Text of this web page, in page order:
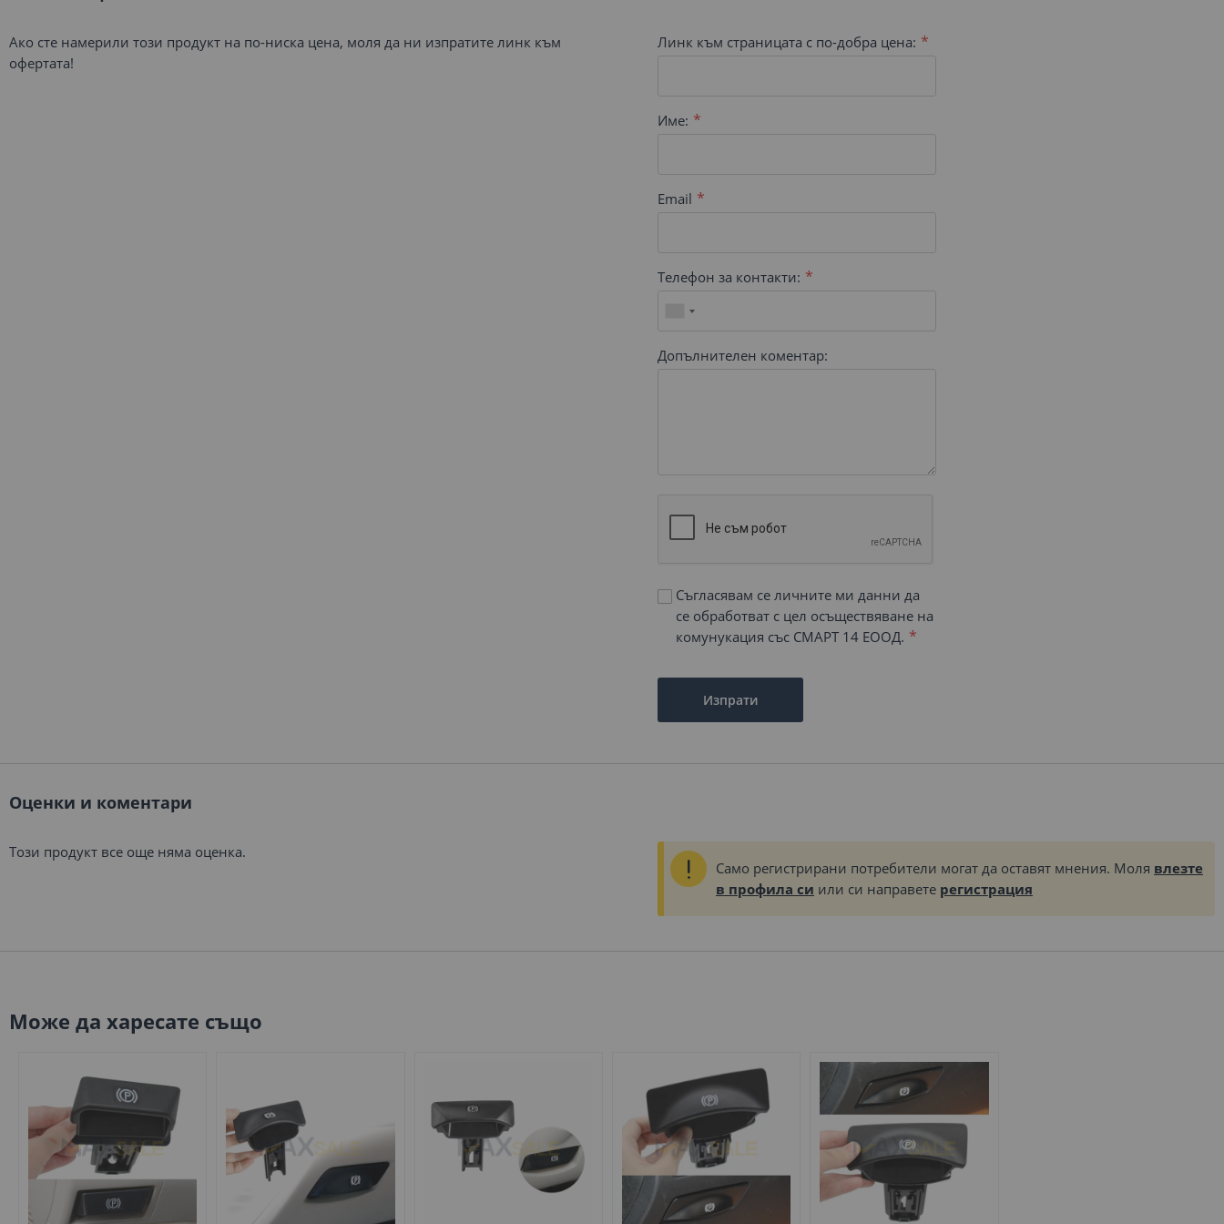
Ако сте намерили този продукт на по-ниска цена, моля да ни изпратите линк към
офертата!
Линк към страницата с по-добра цена:
Име:
Email
Телефон за контакти:
Допълнителен коментар:
Съгласявам се личните ми данни да
се обработват с цел осъществяване на
комунукация със СМАРТ 14 ЕООД.
Изпрати
Оценки и коментари
Този продукт все още няма оценка.
Само регистрирани потребители могат да оставят мнения. Моля влезте
в профила си или си направете регистрация
Може да харесате също